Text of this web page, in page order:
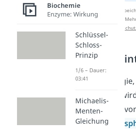
Nach Beantwortung
Studyflix zu verbessern.
ATP
Ein Teil der
Zellatmung frei
für die Synthese
(Adenosintri
Biochemie
Enzyme: Wirkung
Schlüssel-
Schloss-
Prinzip
1/6 – Dauer:
03:41
Michaelis-
Menten-
Gleichung